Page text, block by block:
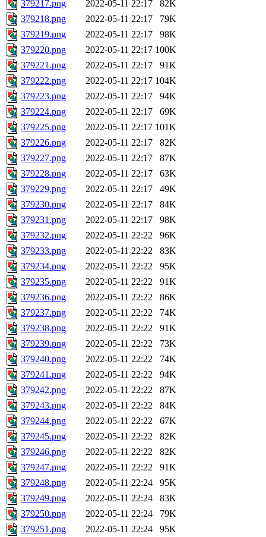
379217.png 2022-05-11 22:17
82K
379218.png
2022-05-11 22:17
79K
379219.png
2022-05-11 22:17
98K
379220.png
2022-05-11 22:17 100K
379221.png
2022-05-11 22:17
91K
379222.png
2022-05-11 22:17 104K
379223.png
2022-05-11 22:17
94K
379224.png
2022-05-11 22:17
69K
379225.png
2022-05-11 22:17 101K
379226.png
2022-05-11 22:17
82K
379227.png
2022-05-11 22:17
87K
379228.png
2022-05-11 22:17
63K
379229.png
2022-05-11 22:17
49K
379230.png
2022-05-11 22:17
84K
379231.png
2022-05-11 22:17
98K
379232.png
2022-05-11 22:22
96K
379233.png
2022-05-11 22:22
83K
379234.png
2022-05-11 22:22
95K
379235.png
2022-05-11 22:22
91K
379236.png
2022-05-11 22:22
86K
379237.png
2022-05-11 22:22
74K
379238.png
2022-05-11 22:22
91K
379239.png
2022-05-11 22:22
73K
379240.png
2022-05-11 22:22
74K
379241.png
2022-05-11 22:22
94K
379242.png
2022-05-11 22:22
87K
379243.png
2022-05-11 22:22
84K
379244.png
2022-05-11 22:22
67K
379245.png
2022-05-11 22:22
82K
379246.png
2022-05-11 22:22
82K
379247.png
2022-05-11 22:22
91K
379248.png
2022-05-11 22:24
95K
379249.png
2022-05-11 22:24
83K
379250.png
2022-05-11 22:24
79K
379251.png
2022-05-11 22:24
95K